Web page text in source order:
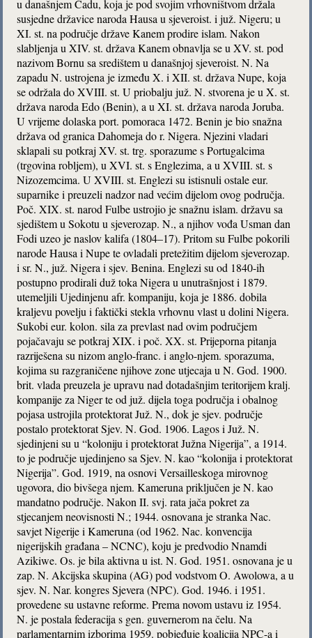
u današnjem Čadu, koja je pod svojim vrhovništvom držala
susjedne državice naroda Hausa u sjeveroist. i juž. Nigeru; u
XI. st. na područje države Kanem prodire islam. Nakon
slabljenja u XIV. st. država Kanem obnavlja se u XV. st. pod
nazivom Bornu sa središtem u današnjoj sjeveroist. N. Na
zapadu N. ustrojena je između X. i XII. st. država Nupe, koja
se održala do XVIII. st. U priobalju juž. N. stvorena je u X. st.
država naroda Edo (Benin), a u XI. st. država naroda Joruba.
U vrijeme dolaska port. pomoraca 1472. Benin je bio snažna
država od granica Dahomeja do r. Nigera. Njezini vladari
sklapali su potkraj XV. st. trg. sporazume s Portugalcima
(trgovina robljem), u XVI. st. s Englezima, a u XVIII. st. s
Nizozemcima. U XVIII. st. Englezi su istisnuli ostale eur.
suparnike i preuzeli nadzor nad većim dijelom ovog područja.
Poč. XIX. st. narod Fulbe ustrojio je snažnu islam. državu sa
sjedištem u Sokotu u sjeverozap. N., a njihov vođa Usman dan
Fodi uzeo je naslov kalifa (1804–17). Pritom su Fulbe pokorili
narode Hausa i Nupe te ovladali pretežitim dijelom sjeverozap.
i sr. N., juž. Nigera i sjev. Benina. Englezi su od 1840-ih
postupno prodirali duž toka Nigera u unutrašnjost i 1879.
utemeljili Ujedinjenu afr. kompaniju, koja je 1886. dobila
kraljevu povelju i faktički stekla vrhovnu vlast u dolini Nigera.
Sukobi eur. kolon. sila za prevlast nad ovim područjem
pojačavaju se potkraj XIX. i poč. XX. st. Prijeporna pitanja
razriješena su nizom anglo-franc. i anglo-njem. sporazuma,
kojima su razgraničene njihove zone utjecaja u N. God. 1900.
brit. vlada preuzela je upravu nad dotadašnjim teritorijem kralj.
kompanije za Niger te od juž. dijela toga područja i obalnog
pojasa ustrojila protektorat Juž. N., dok je sjev. područje
postalo protektorat Sjev. N. God. 1906. Lagos i Juž. N.
sjedinjeni su u “koloniju i protektorat Južna Nigerija”, a 1914.
to je područje ujedinjeno sa Sjev. N. kao “kolonija i protektorat
Nigerija”. God. 1919, na osnovi Versailleskoga mirovnog
ugovora, dio bivšega njem. Kameruna priključen je N. kao
mandatno područje. Nakon II. svj. rata jača pokret za
stjecanjem neovisnosti N.; 1944. osnovana je stranka Nac.
savjet Nigerije i Kameruna (od 1962. Nac. konvencija
nigerijskih građana – NCNC), koju je predvodio Nnamdi
Azikiwe. Os. je bila aktivna u ist. N. God. 1951. osnovana je u
zap. N. Akcijska skupina (AG) pod vodstvom O. Awolowa, a u
sjev. N. Nar. kongres Sjevera (NPC). God. 1946. i 1951.
provedene su ustavne reforme. Prema novom ustavu iz 1954.
N. je postala federacija s gen. guvernerom na čelu. Na
parlamentarnim izborima 1959. pobjeđuje koalicija NPC-a i